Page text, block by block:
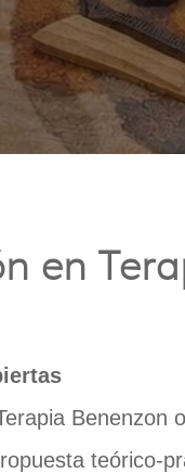
en
Benenzon
teórico-